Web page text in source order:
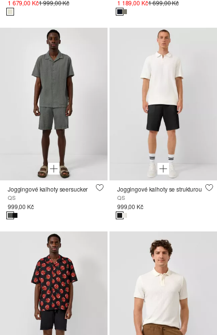
1 679,00 Kč1 999,00 Kč 1 189,00 Kč1 699,00 Kč
Joggingové kalhoty seersucker
QS
999,00 Kč
Joggingové kalhoty se strukturou
QS
999,00 Kč